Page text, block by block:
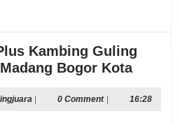
Kambing Guling
Bogor Kota
Plus
Kambinggulingjuara
| 0 Comment | 16:28